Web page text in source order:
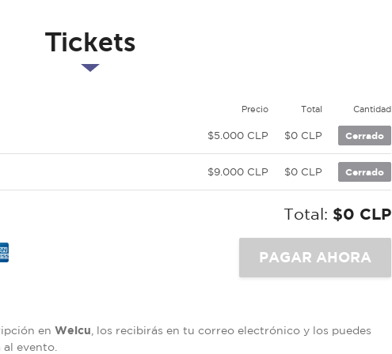
Tickets
Precio Total Cantidad
$5.000 CLP $0 CLP Cerrado
$9.000 CLP $0 CLP Cerrado
Total: $0 CLP
en Welcu , los recibirás en tu correo electrónico y los puedes
evento.